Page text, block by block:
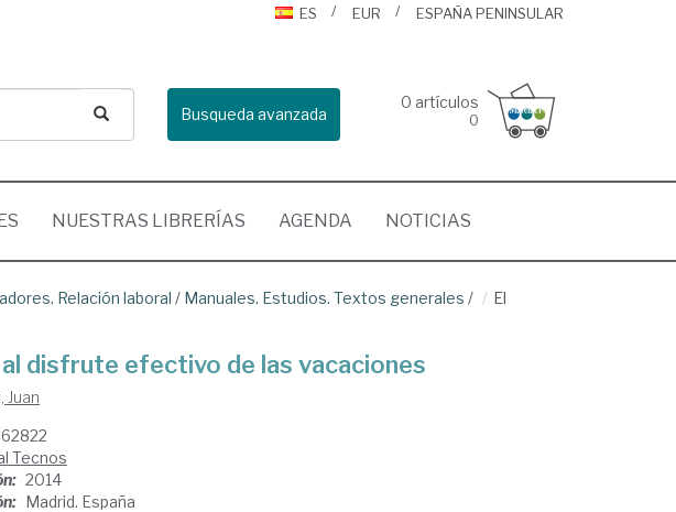
ES
EUR ESPAÑA PENINSULAR
Busqueda avanzada
0 artículos
0
NUESTRAS LIBRERÍAS AGENDA NOTICIAS
Relación laboral / Manuales. Estudios. Textos generales /
El
al disfrute efectivo de las vacaciones
Juan
Tecnos
2014
Madrid. España